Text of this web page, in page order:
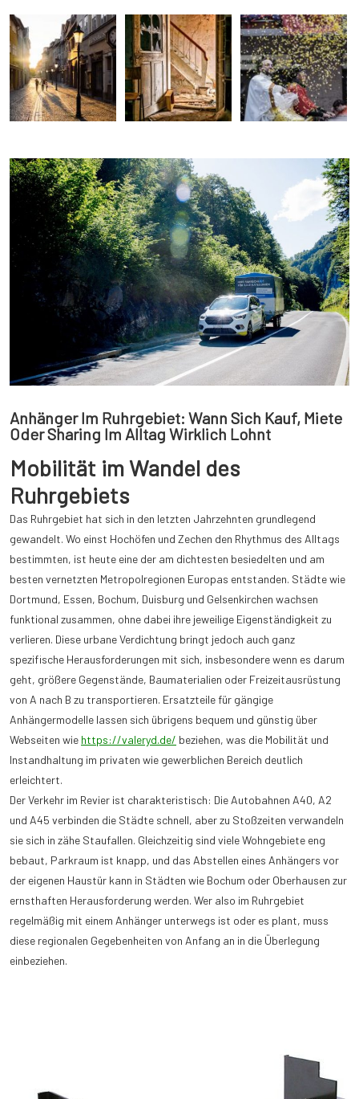
Anhänger Im Ruhrgebiet: Wann Sich Kauf, Miete
Oder Sharing Im Alltag Wirklich Lohnt
Mobilität im Wandel des
Ruhrgebiets
Das Ruhrgebiet hat sich in den letzten Jahrzehnten grundlegend
gewandelt. Wo einst Hochöfen und Zechen den Rhythmus des Alltags
bestimmten, ist heute eine der am dichtesten besiedelten und am
besten vernetzten Metropolregionen Europas entstanden. Städte wie
Dortmund, Essen, Bochum, Duisburg und Gelsenkirchen wachsen
funktional zusammen, ohne dabei ihre jeweilige Eigenständigkeit zu
verlieren. Diese urbane Verdichtung bringt jedoch auch ganz
spezifische Herausforderungen mit sich, insbesondere wenn es darum
geht, größere Gegenstände, Baumaterialien oder Freizeitausrüstung
von A nach B zu transportieren. Ersatzteile für gängige
Anhängermodelle lassen sich übrigens bequem und günstig über
Webseiten wie https://valeryd.de/ beziehen, was die Mobilität und
Instandhaltung im privaten wie gewerblichen Bereich deutlich
erleichtert.
Der Verkehr im Revier ist charakteristisch: Die Autobahnen A40, A2
und A45 verbinden die Städte schnell, aber zu Stoßzeiten verwandeln
sie sich in zähe Staufallen. Gleichzeitig sind viele Wohngebiete eng
bebaut, Parkraum ist knapp, und das Abstellen eines Anhängers vor
der eigenen Haustür kann in Städten wie Bochum oder Oberhausen zur
ernsthaften Herausforderung werden. Wer also im Ruhrgebiet
regelmäßig mit einem Anhänger unterwegs ist oder es plant, muss
diese regionalen Gegebenheiten von Anfang an in die Überlegung
einbeziehen.